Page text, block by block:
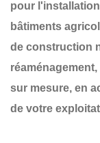
pour
bâtiments
de construction
réaménagement
sur mesure, en
de votre